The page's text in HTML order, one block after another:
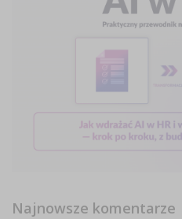
Najnowsze komentarze